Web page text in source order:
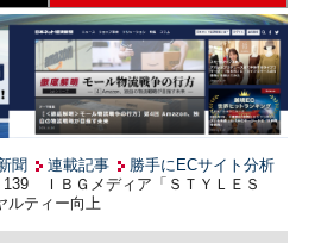
聞 連載記事
勝手にECサイト分析
139 ＩＢＧメディア「ＳＴＹＬＥＳ
ルティー向上